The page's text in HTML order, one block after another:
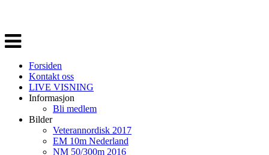
Veksle
navigasjon
Forsiden
Kontakt oss
LIVE VISNING
Informasjon
Bli medlem
Bilder
Veterannordisk 2017
EM 10m Nederland
NM 50/300m 2016